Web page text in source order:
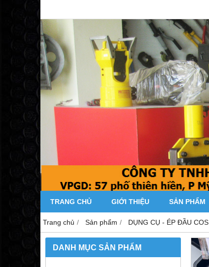
TRANG CHỦ GIỚI THIỆU SẢN PHẨM
Trang chủ Sản phẩm DỤNG CỤ - ÉP ĐẦU COS
DANH MỤC SẢN PHẨM